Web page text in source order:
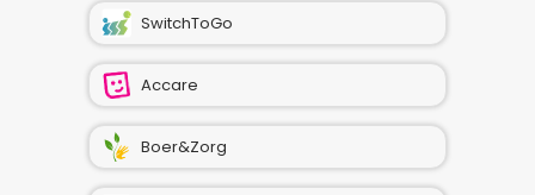
SwitchToGo
Accare
Boer&Zorg